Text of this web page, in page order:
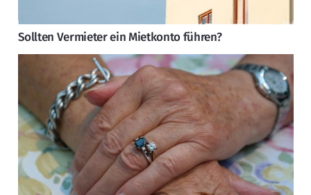
Sollten Vermieter ein Mietkonto führen?